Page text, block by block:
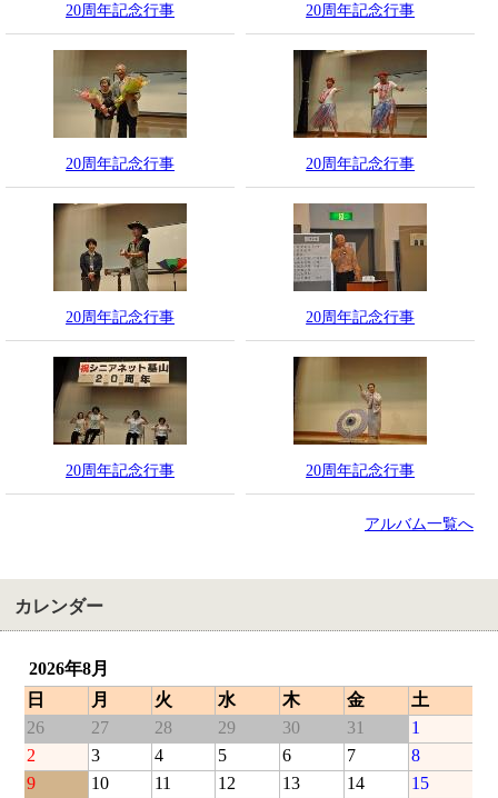
20周年記念行事 20周年記念行事
20周年記念行事 20周年記念行事
20周年記念行事 20周年記念行事
20周年記念行事 20周年記念行事
アルバム一覧へ
カレンダー
2026年8月
日
月 火 水 木 金
土
26
27 28 29 30 31
1
2
3 4 5 6 7
8
9
10 11 12 13 14
15